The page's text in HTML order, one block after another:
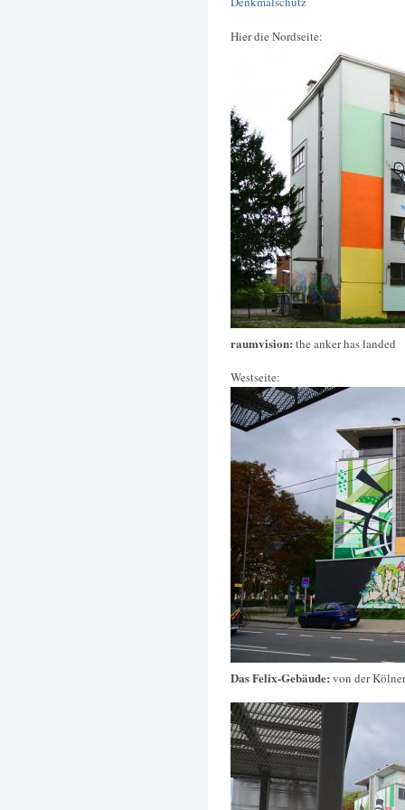
Hier die Nordseite:
raumvision: the anker has landed
Westseite:
Das Felix-Gebäude: von der